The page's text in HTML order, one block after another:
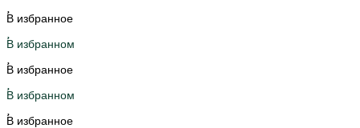
В избранное
В избранном
В избранное
В избранном
В избранное